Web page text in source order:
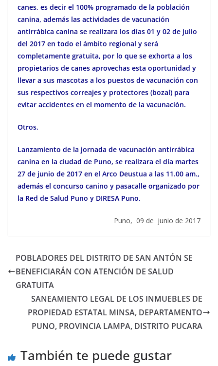
canes, es decir el 100% programado de la población
canina, además las actividades de vacunación
antirrábica canina se realizara los días 01 y 02 de julio
del 2017 en todo el ámbito regional y será
completamente gratuita, por lo que se exhorta a los
propietarios de canes aprovechas esta oportunidad y
llevar a sus mascotas a los puestos de vacunación con
sus respectivos correajes y protectores (bozal) para
evitar accidentes en el momento de la vacunación.
Otros.
Lanzamiento de la jornada de vacunación antirrábica
canina en la ciudad de Puno, se realizara el día martes
27 de junio de 2017 en el Arco Deustua a las 11.00 am.,
además el concurso canino y pasacalle organizado por
la Red de Salud Puno y DIRESA Puno.
Puno, 09 de junio de 2017
POBLADORES DEL DISTRITO DE SAN ANTÓN SE
BENEFICIARÁN CON ATENCIÓN DE SALUD
GRATUITA
SANEAMIENTO LEGAL DE LOS INMUEBLES DE
PROPIEDAD ESTATAL MINSA, DEPARTAMENTO
PUNO, PROVINCIA LAMPA, DISTRITO PUCARA
También te puede gustar